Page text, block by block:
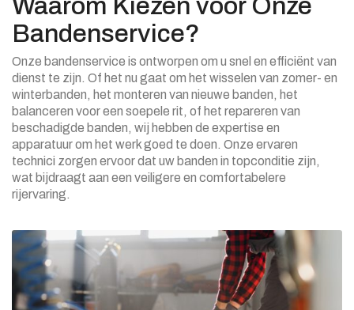
Waarom Kiezen voor Onze
Bandenservice?
Onze bandenservice is ontworpen om u snel en efficiënt van
dienst te zijn. Of het nu gaat om het wisselen van zomer- en
winterbanden, het monteren van nieuwe banden, het
balanceren voor een soepele rit, of het repareren van
beschadigde banden, wij hebben de expertise en
apparatuur om het werk goed te doen. Onze ervaren
technici zorgen ervoor dat uw banden in topconditie zijn,
wat bijdraagt aan een veiligere en comfortabelere
rijervaring.